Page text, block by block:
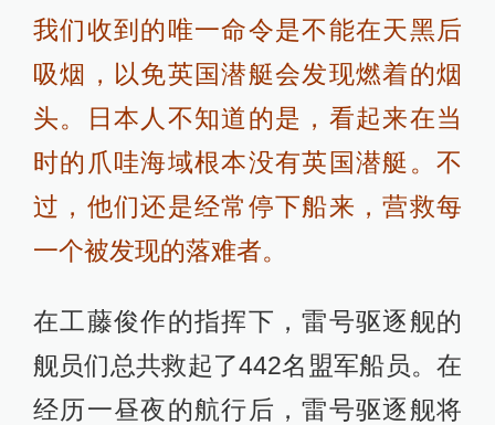
我们收到的唯一命令是不能在天黑后
吸烟，以免英国潜艇会发现燃着的烟
头。日本人不知道的是，看起来在当
时的爪哇海域根本没有英国潜艇。不
过，他们还是经常停下船来，营救每
一个被发现的落难者。
在工藤俊作的指挥下，雷号驱逐舰的
舰员们总共救起了442名盟军船员。在
经历一昼夜的航行后，雷号驱逐舰将